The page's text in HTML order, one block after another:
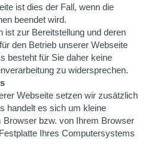
ist dies der Fall, wenn die
beendet wird.
ist zur Bereitstellung und deren
den Betrieb unserer Webseite
besteht für Sie daher keine
zu widersprechen.
Webseite setzen wir zusätzlich
handelt es sich um kleine
Browser bzw. von Ihrem Browser
Ihres Computersystems